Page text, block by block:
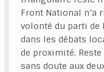
Front National n’a
volonté du parti de
dans les débats
de proximité.
sans doute aux